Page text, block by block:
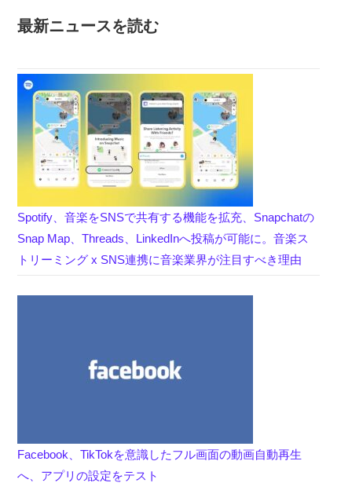
最新ニュースを読む
Spotify、音楽をSNSで共有する機能を拡充、Snapchatの
Snap Map、Threads、LinkedInへ投稿が可能に。音楽ス
トリーミング x SNS連携に音楽業界が注目すべき理由
Facebook、TikTokを意識したフル画面の動画自動再生
へ、アプリの設定をテスト